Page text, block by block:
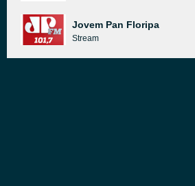
Jovem Pan Floripa
Stream